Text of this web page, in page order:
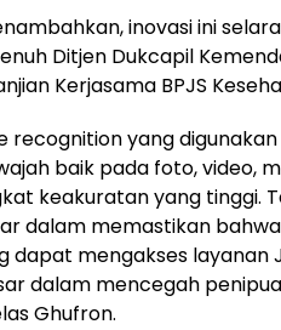
inovasi ini
Ditjen Dukcapil
Kerjasama BPJS
recognition yang
baik pada foto, video,
keakuratan yang tinggi.
dalam memastikan
dapat mengakses layanan
dalam mencegah
Ghufron.